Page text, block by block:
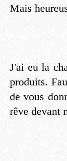
Mais
J'ai eu la
produits.
de vous
rêve devant